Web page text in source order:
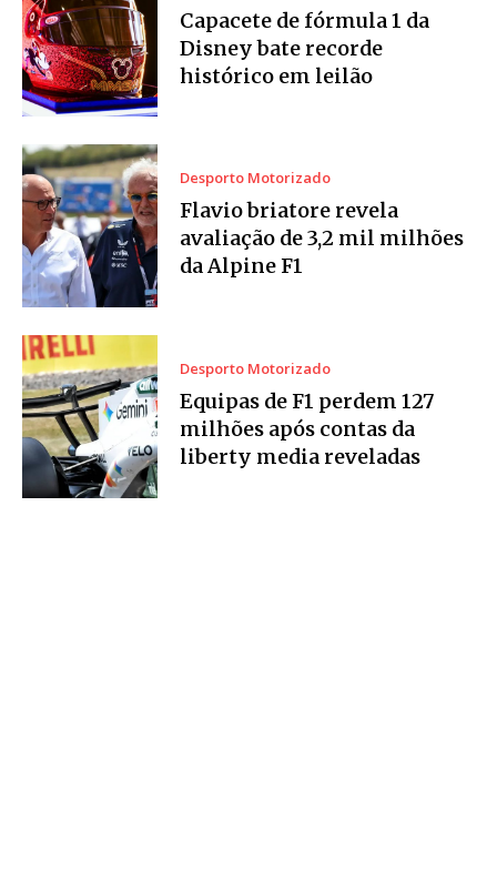
Capacete de fórmula 1 da
Disney bate recorde
histórico em leilão
Desporto Motorizado
Flavio briatore revela
avaliação de 3,2 mil milhões
da Alpine F1
Desporto Motorizado
Equipas de F1 perdem 127
milhões após contas da
liberty media reveladas